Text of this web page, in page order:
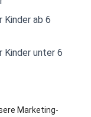
ab 6
unter 6
Marketing-